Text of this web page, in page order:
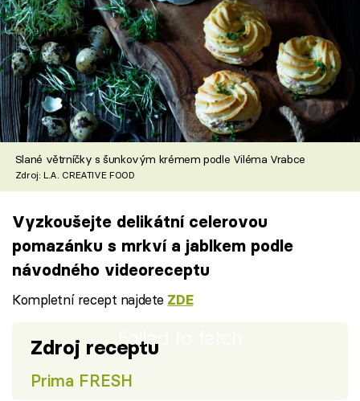
Slané větrníčky s šunkovým krémem podle Viléma Vrabce
Zdroj: L.A. CREATIVE FOOD
Vyzkoušejte delikátní celerovou
pomazánku s mrkví a jablkem podle
návodného videoreceptu
Kompletní recept najdete ZDE
Failed to fetch
Zdroj receptu
Prima FRESH